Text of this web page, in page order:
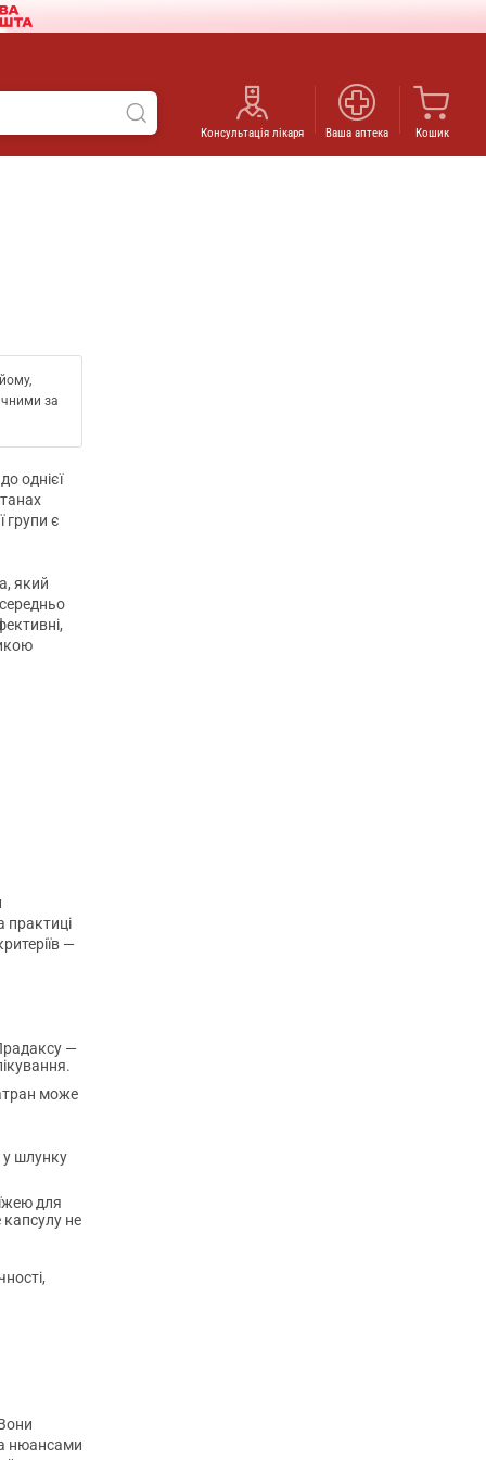
Консультація лікаря Ваша аптека Кошик
за
однієї
групи є
який
практиці
—
—
може
шлунку
для
не
нюансами